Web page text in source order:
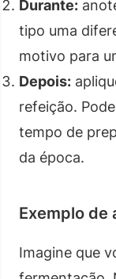
Durante:
tipo uma
motivo para
Depois:
refeição.
tempo de
da época.
Exemplo de
Imagine que